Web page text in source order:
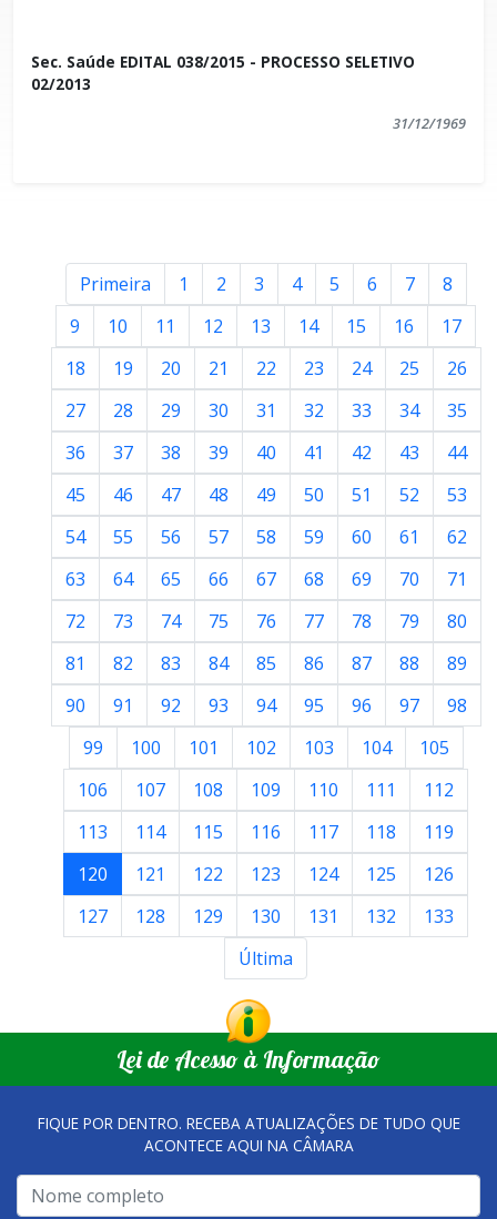
Sec. Saúde EDITAL 038/2015 - PROCESSO SELETIVO
02/2013
31/12/1969
Primeira 1 2 3 4 5 6 7
8
9
10 11 12 13 14 15 16
17
18
19 20 21 22 23 24 25
26
27
28 29 30 31 32 33 34
35
36
37 38 39 40 41 42 43
44
45
46 47 48 49 50 51 52
53
54
55 56 57 58 59 60 61
62
63
64 65 66 67 68 69 70
71
72
73 74 75 76 77 78 79
80
81
82 83 84 85 86 87 88
89
90
91 92 93 94 95 96 97
98
99
100 101 102 103 104
105
106
107 108 109 110 111
112
113
114 115 116 117 118
119
120
121 122 123 124 125
126
127
128 129 130 131 132
133
Última
Lei de Acesso à Informação
FIQUE POR DENTRO. RECEBA ATUALIZAÇÕES DE TUDO QUE
ACONTECE AQUI NA CÂMARA